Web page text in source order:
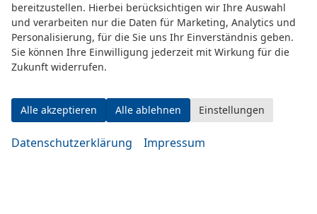
Öffnungszeiten
Montag bis Mittwoch
10:00-19:00 Uhr
bereitzustellen. Hierbei berücksichtigen wir Ihre Auswahl
und verarbeiten nur die Daten für Marketing, Analytics und
Personalisierung, für die Sie uns Ihr Einverständnis geben.
Sie können Ihre Einwilligung jederzeit mit Wirkung für die
Zukunft widerrufen.
Alle akzeptieren Alle ablehnen Einstellungen
Datenschutzerklärung Impressum